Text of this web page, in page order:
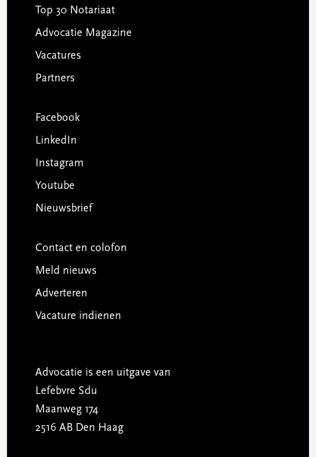
Top 30 Notariaat
Advocatie Magazine
Vacatures
Partners
Facebook
LinkedIn
Instagram
Youtube
Nieuwsbrief
Contact en colofon
Meld nieuws
Adverteren
Vacature indienen
Advocatie is een uitgave van
Lefebvre Sdu
Maanweg 174
2516 AB Den Haag